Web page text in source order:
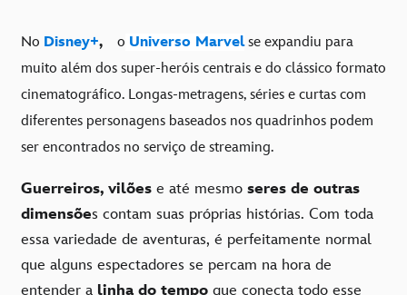
No Disney+, o Universo Marvelse expandiu para
muito além dos super-heróis centrais e do clássico formato
cinematográfico. Longas-metragens, séries e curtas com
diferentes personagens baseados nos quadrinhos podem
ser encontrados no serviço de streaming.
Guerreiros, vilões e até mesmo seres de outras
dimensões contam suas próprias histórias. Com toda
essa variedade de aventuras, é perfeitamente normal
que alguns espectadores se percam na hora de
entender a linha do tempo que conecta todo esse